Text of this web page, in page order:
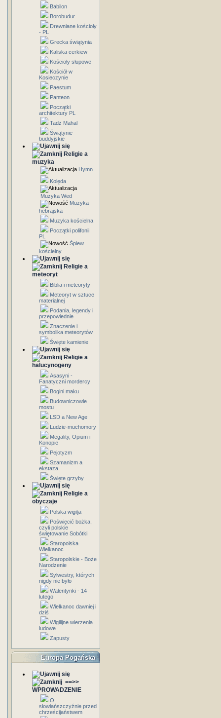
Babilon
Borobudur
Drewniane kościoły
- PL
Grecka świątynia
Kaliska cerkiew
Kościoły słupowe
Kościół w
Kosieczynie
Paestum
Panteon
Początki
architektury PL
Tadż Mahal
Świątynie
buddyjskie
Religie a
muzyka
Hymn
Kolęda
Muzyka Wed
Muzyka
hebrajska
Muzyka kościelna
Początki polifonii
PL
Śpiew
kościelny
Religie a
meteoryt
Biblia i meteoryty
Meteoryt w sztuce
materialnej
Podania, legendy i
przepowiednie
Znaczenie i
symbolika meteorytów
Święte kamienie
Religie a
halucynogeny
Asasyni -
Fanatyczni mordercy
Bogini maku
Budowniczowie
mostu
LSD a New Age
Ludzie-muchomory
Megality, Opium i
Konopie
Pejotyzm
Szamanizm a
ekstaza
Święte grzyby
Religie a
obyczaje
Polska wigilja
Poświęcić bożka,
czyli polskie
świętowanie Sobótki
Staropolska
Wielkanoc
Staropolskie - Boże
Narodzenie
Sylwestry, których
nigdy nie było
Walentynki - 14
lutego
Wielkanoc dawniej i
dziś
Wigilijne wierzenia
ludowe
Zapusty
Europa Pogańska
==>>
WPROWADZENIE
O
słowiańszczyźnie przed
chrześcijaństwem